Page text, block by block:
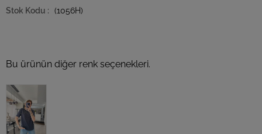
(1056H)
Bu ürünün diğer renk seçenekleri.
Tükendi